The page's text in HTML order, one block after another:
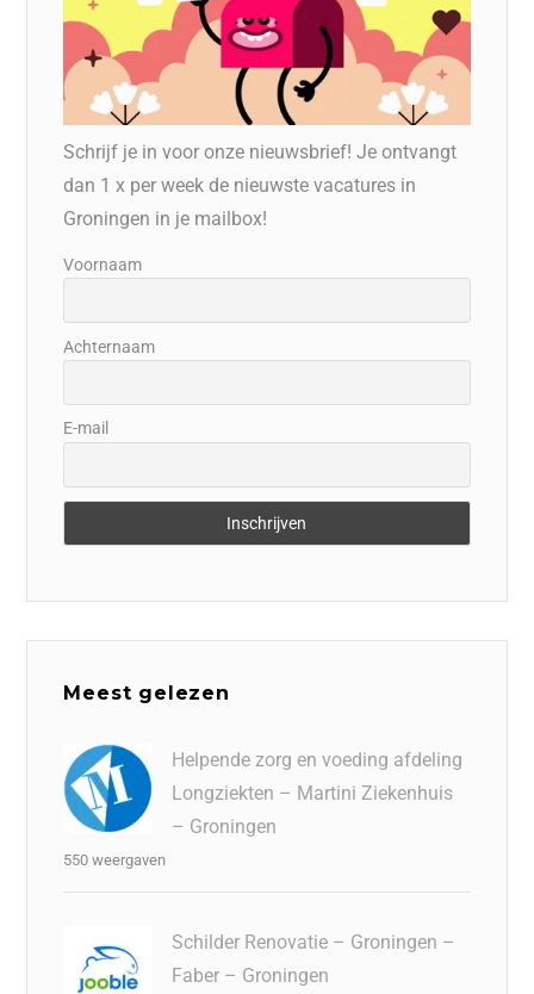
Schrijf je in voor onze nieuwsbrief! Je ontvangt
dan 1 x per week de nieuwste vacatures in
Groningen in je mailbox!
Voornaam
Achternaam
E-mail
Meest gelezen
Helpende zorg en voeding afdeling
Longziekten – Martini Ziekenhuis
– Groningen
550 weergaven
Schilder Renovatie – Groningen –
Faber – Groningen